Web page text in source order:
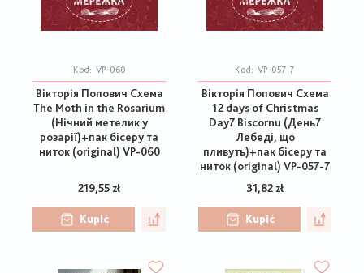
Kod: VP-060
Вікторія Попович Схема
The Moth in the Rosarium
(Нічний метелик у
розарії)+пак бісеру та
ниток (original) VP-060
219,55 zł
Kupić
Kod: VP-057-7
Вікторія Попович Схема
12 days of Christmas
Day7 Biscornu (День7
Лебеді, що
пливуть)+пак бісеру та
ниток (original) VP-057-7
31,82 zł
Kupić